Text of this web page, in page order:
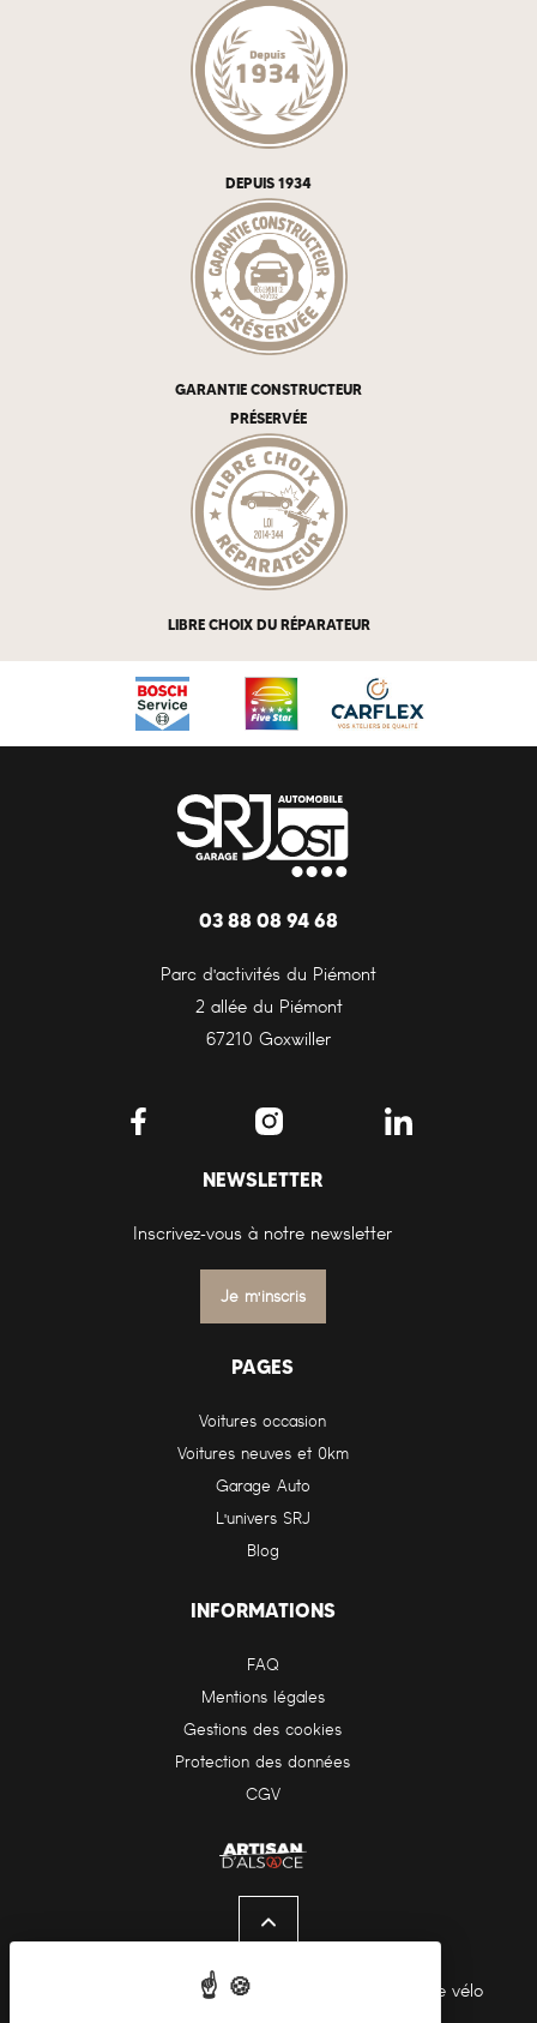
DEPUIS 1934
GARANTIE CONSTRUCTEUR
PRÉSERVÉE
LIBRE CHOIX DU RÉPARATEUR
03 88 08 94 68
Parc d'activités du Piémont
2 allée du Piémont
67210 Goxwiller
NEWSLETTER
Inscrivez-vous à notre newsletter
Je m'inscris
PAGES
Voitures occasion
Voitures neuves et 0km
Garage Auto
L'univers SRJ
Blog
INFORMATIONS
FAQ
Mentions légales
Gestions des cookies
Protection des données
CGV
Pour les trajets courts, privilégiez la marche ou le vélo